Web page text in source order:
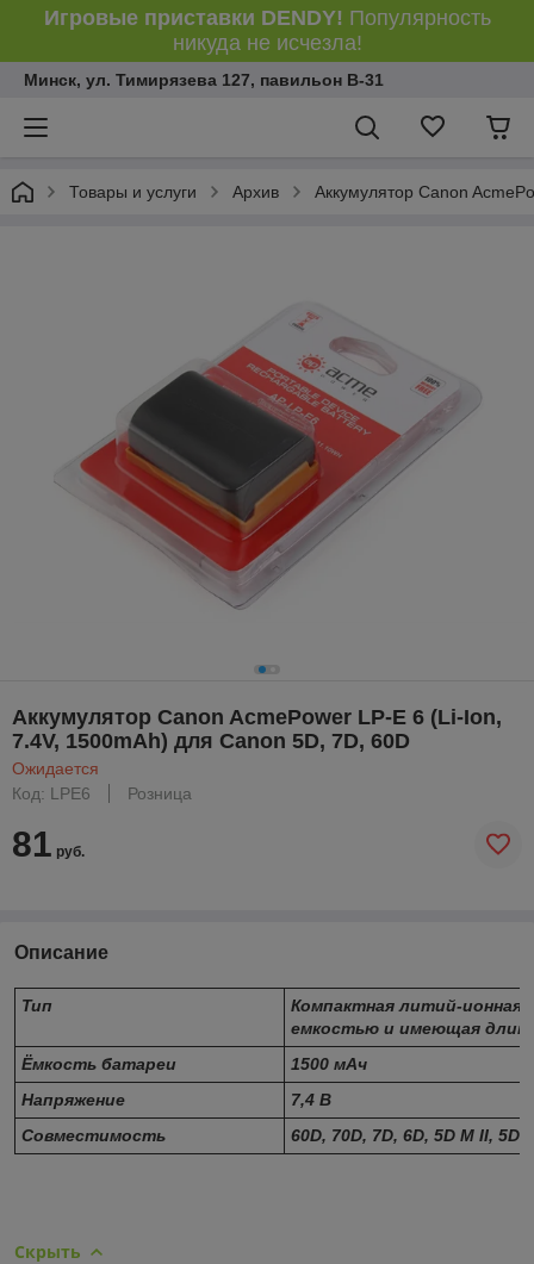
Игровые приставки DENDY! Популярность
никуда не исчезла!
Минск, ул. Тимирязева 127, павильон В-31
Товары и услуги Архив Аккумулятор Canon
Аккумулятор Canon AcmePower LP-E 6 (Li-Ion,
7.4V, 1500mAh) для Canon 5D, 7D, 60D
Ожидается
Код: LPE6
Розница
81 руб.
Описание
Тип
Компактная литий-ионная
емкостью и имеющая
Ёмкость батареи
1500 мАч
Напряжение
7,4 В
Совместимость
60D, 70D, 7D, 6D, 5D M II, 5D
Скрыть